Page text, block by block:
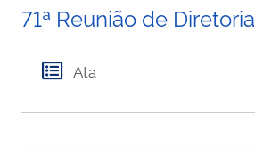
71ª Reunião de Diretoria
Ata